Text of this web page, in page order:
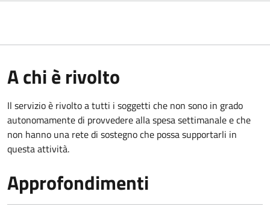
A chi è rivolto
Il servizio è rivolto a tutti i soggetti che non sono in grado
autonomamente di provvedere alla spesa settimanale e che
non hanno una rete di sostegno che possa supportarli in
questa attività.
Approfondimenti